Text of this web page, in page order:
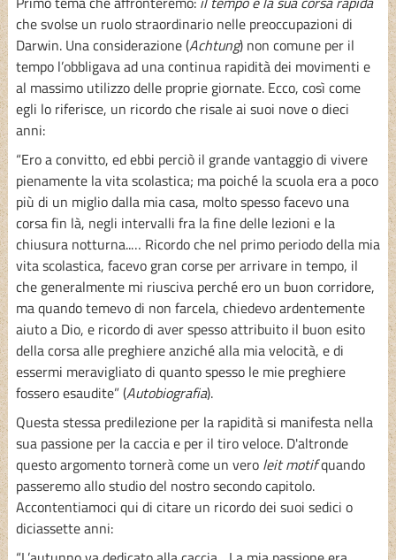
che svolse un ruolo straordinario nelle preoccupazioni di
Darwin. Una considerazione (Achtung) non comune per il
tempo l’obbligava ad una continua rapidità dei movimenti e
al massimo utilizzo delle proprie giornate. Ecco, così come
egli lo riferisce, un ricordo che risale ai suoi nove o dieci
anni:
“Ero a convitto, ed ebbi perciò il grande vantaggio di vivere
pienamente la vita scolastica; ma poiché la scuola era a poco
più di un miglio dalla mia casa, molto spesso facevo una
corsa fin là, negli intervalli fra la fine delle lezioni e la
chiusura notturna..… Ricordo che nel primo periodo della mia
vita scolastica, facevo gran corse per arrivare in tempo, il
che generalmente mi riusciva perché ero un buon corridore,
ma quando temevo di non farcela, chiedevo ardentemente
aiuto a Dio, e ricordo di aver spesso attribuito il buon esito
della corsa alle preghiere anziché alla mia velocità, e di
essermi meravigliato di quanto spesso le mie preghiere
fossero esaudite” (Autobiografia).
Questa stessa predilezione per la rapidità si manifesta nella
sua passione per la caccia e per il tiro veloce. D'altronde
questo argomento tornerà come un vero leit motifquando
passeremo allo studio del nostro secondo capitolo.
Accontentiamoci qui di citare un ricordo dei suoi sedici o
diciassette anni: